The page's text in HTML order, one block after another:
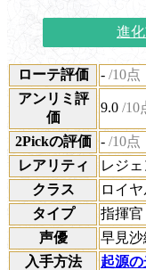
進
ローテ評価 - /10点
アンリミ評
価
9.0 /10
2Pickの評価 - /10点
レアリティ
レジェ
クラス
ロイ
タイプ
指揮官
声優
早見沙
入手方法
起源